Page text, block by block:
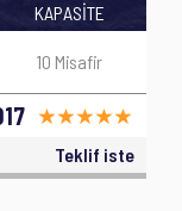
KAPASİTE
10 Misafir
Teklif iste